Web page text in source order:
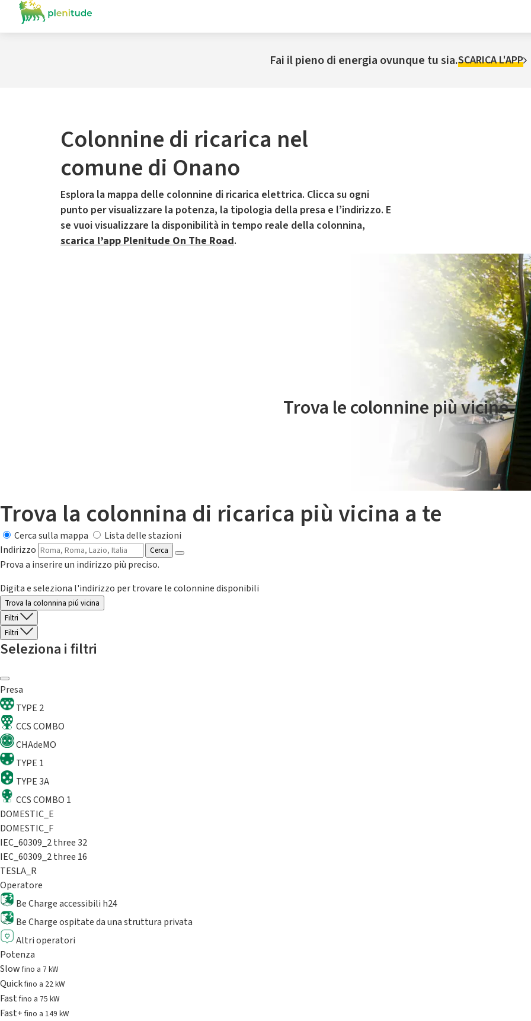
Fai il pieno di energia ovunque tu sia.SCARICA L'APP
Colonnine di ricarica nel
comune di Onano
Esplora la mappa delle colonnine di ricarica elettrica. Clicca su ogni
punto per visualizzare la potenza, la tipologia della presa e l’indirizzo. E
se vuoi visualizzare la disponibilità in tempo reale della colonnina,
scarica l’app Plenitude On The Road.
Il servizio di mobilità elettrica è gestito da Plenitude On The Road
Trova le colonnine più vicine.
Trova la colonnina di ricarica più vicina a te
Cerca sulla mappa
Lista delle stazioni
Indirizzo
Cerca
Prova a inserire un indirizzo più preciso.
Digita e seleziona l'indirizzo per trovare le colonnine disponibili
Trova la colonnina piú vicina
Filtri
Filtri
Seleziona i filtri
Presa
TYPE 2
CCS COMBO
CHAdeMO
TYPE 1
TYPE 3A
CCS COMBO 1
DOMESTIC_E
DOMESTIC_F
IEC_60309_2 three 32
IEC_60309_2 three 16
TESLA_R
Operatore
Be Charge accessibili h24
Be Charge ospitate da una struttura privata
Altri operatori
Potenza
Slowfino a 7 kW
Quickfino a 22 kW
Fastfino a 75 kW
Fast+fino a 149 kW